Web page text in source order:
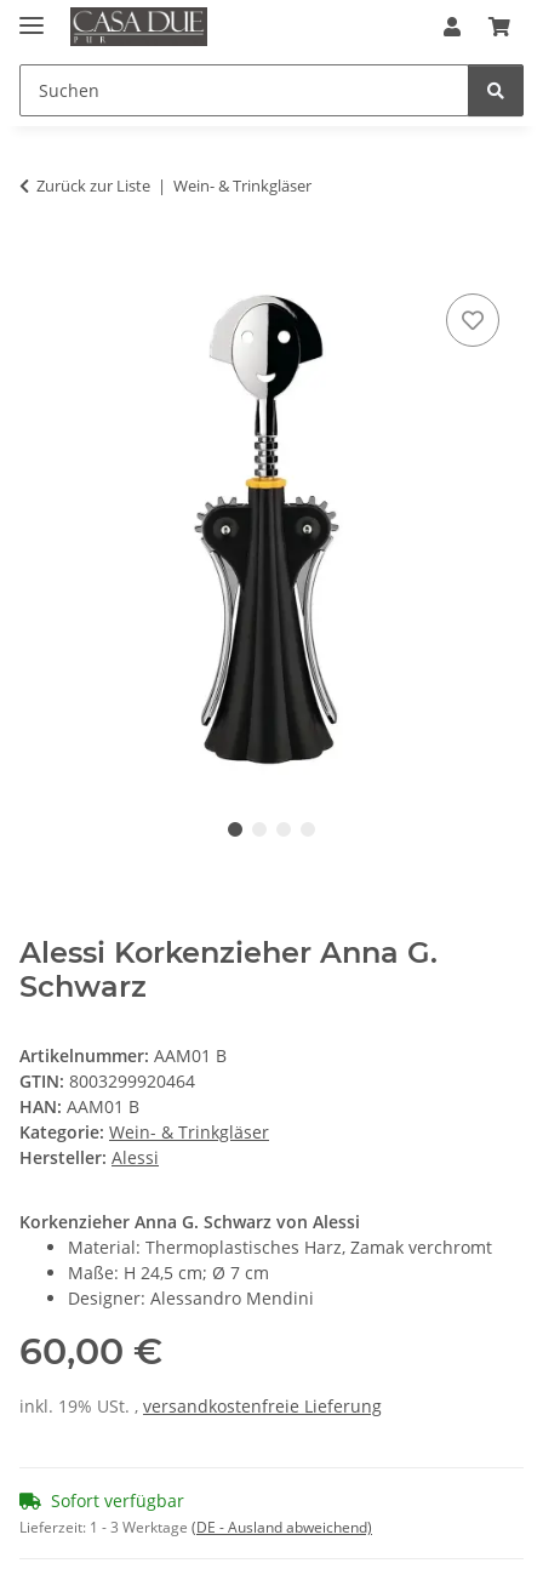
Zurück zur Liste Wein- & Trinkgläser
Alessi Korkenzieher Anna G.
Schwarz
Artikelnummer: AAM01 B
GTIN: 8003299920464
HAN: AAM01 B
Kategorie: Wein- & Trinkgläser
Hersteller: Alessi
Korkenzieher Anna G. Schwarz von Alessi
Material: Thermoplastisches Harz, Zamak verchromt
Maße: H 24,5 cm; Ø 7 cm
Designer: Alessandro Mendini
60,00 €
inkl. 19% USt. , versandkostenfreie Lieferung
Sofort verfügbar
Lieferzeit: 1 - 3 Werktage (DE - Ausland abweichend)